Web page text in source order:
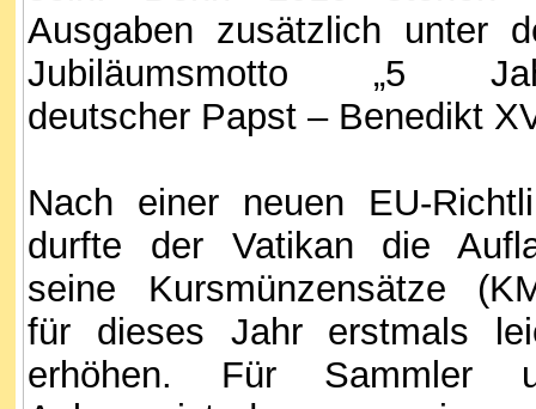
Ausgaben zusätzlich unter
Jubiläumsmotto „5
deutscher Papst – Benedikt
Nach einer neuen EU-
durfte der Vatikan die
seine Kursmünzensätze
für dieses Jahr erstmals
erhöhen. Für Sammler